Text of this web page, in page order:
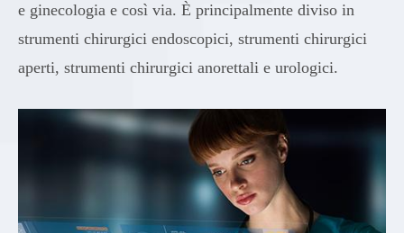
e ginecologia e così via. È principalmente diviso in
strumenti chirurgici endoscopici, strumenti chirurgici
aperti, strumenti chirurgici anorettali e urologici.